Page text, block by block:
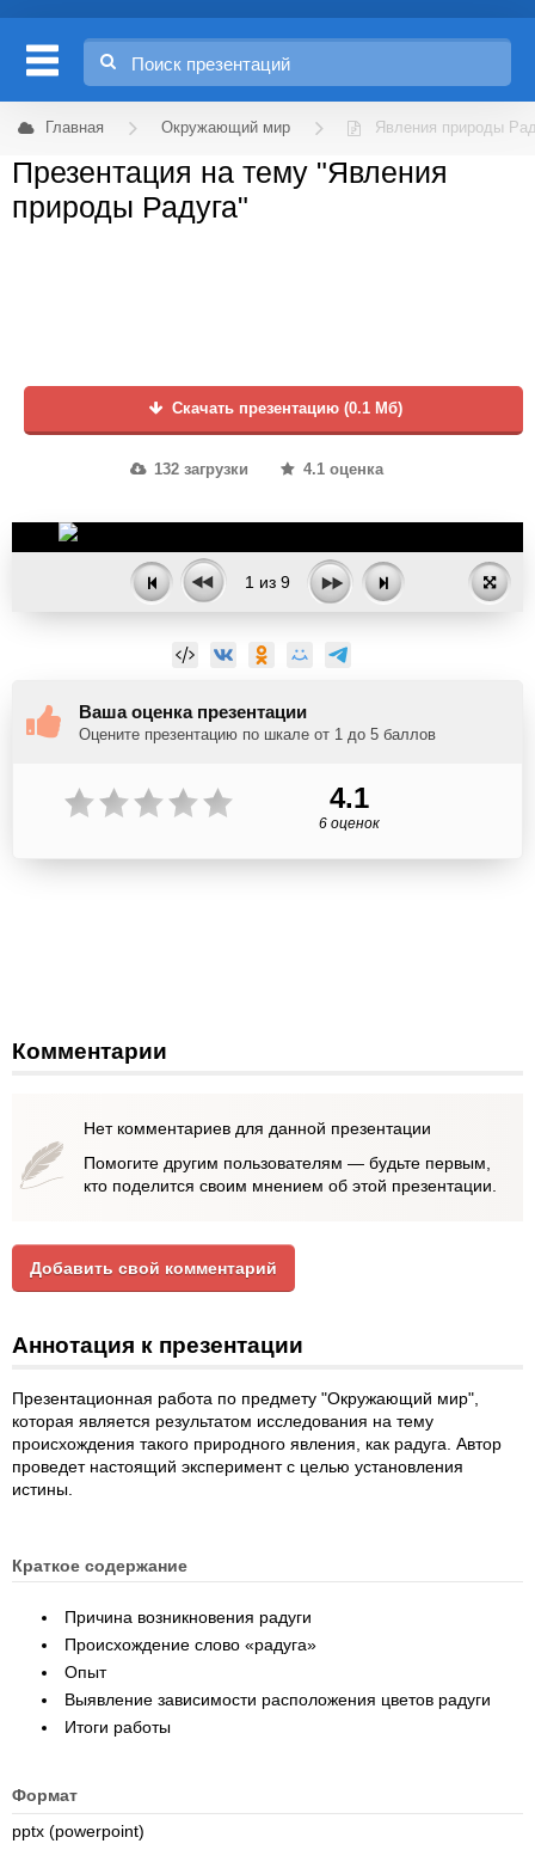
Главная Окружающий мир Явления природы
Презентация на тему "Явления
природы Радуга"
Скачать презентацию (0.1 Мб)
132 загрузки 4.1 оценка
1 из 9
Ваша оценка презентации
Оцените презентацию по шкале от 1 до 5 баллов
4.1
6 оценок
Комментарии
Нет комментариев для данной презентации
Помогите другим пользователям — будьте первым,
кто поделится своим мнением об этой презентации.
Добавить свой комментарий
Аннотация к презентации
Презентационная работа по предмету "Окружающий мир",
которая является результатом исследования на тему
происхождения такого природного явления, как радуга. Автор
проведет настоящий эксперимент с целью установления
истины.
Краткое содержание
Причина возникновения радуги
Происхождение слово «радуга»
Опыт
Выявление зависимости расположения цветов радуги
Итоги работы
Формат
pptx (powerpoint)